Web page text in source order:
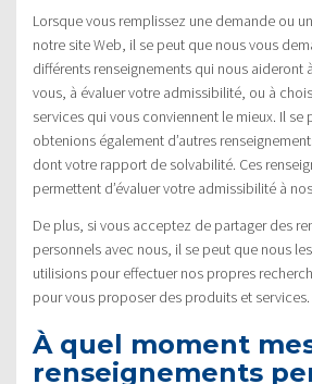
Lorsque vous remplissez une demande ou
notre site Web, il se peut que nous vous
différents renseignements qui nous aideront
vous, à évaluer votre admissibilité, ou à
services qui vous conviennent le mieux. Il se
obtenions également d’autres
dont votre rapport de solvabilité. Ces
permettent d’évaluer votre admissibilité à
De plus, si vous acceptez de partager des
personnels avec nous, il se peut que nous
utilisions pour effectuer nos propres
pour vous proposer des produits et services.
À quel moment
renseignements